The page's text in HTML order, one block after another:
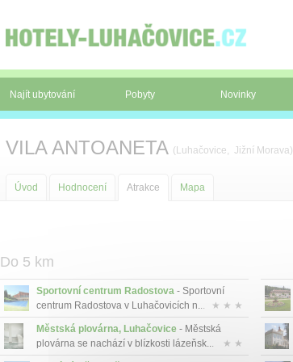
Najít ubytování Pobyty Novinky
VILA ANTOANETA (Luhačovice, Jižní Morava)
Úvod Hodnocení Atrakce Mapa
Do 5 km
Sportovní centrum Radostova - Sportovní
centrum Radostova v Luhačovicích n...
★ ★ ★
Městská plovárna, Luhačovice - Městská
plovárna se nachází v blízkosti lázeňsk...
★ ★